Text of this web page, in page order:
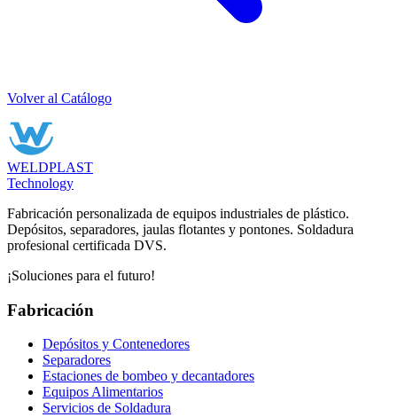
Volver al Catálogo
WELDPLAST
Technology
Fabricación personalizada de equipos industriales de plástico.
Depósitos, separadores, jaulas flotantes y pontones. Soldadura
profesional certificada DVS.
¡Soluciones para el futuro!
Fabricación
Depósitos y Contenedores
Separadores
Estaciones de bombeo y decantadores
Equipos Alimentarios
Servicios de Soldadura